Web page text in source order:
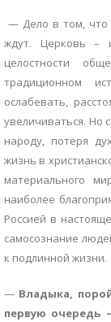
— Дело в том, что
ждут. Церковь –
целостности
традиционном
ослабевать,
увеличиваться. Но
народу, потеря
жизнь в
материального
наиболее
Россией в
самосознание
к подлинной жизни.
— Владыка,
первую очередь